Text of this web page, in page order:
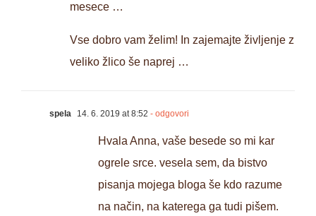
mesece …
Vse dobro vam želim! In zajemajte življenje z
veliko žlico še naprej …
spela 14. 6. 2019 at 8:52 - odgovori
Hvala Anna, vaše besede so mi kar
ogrele srce. vesela sem, da bistvo
pisanja mojega bloga še kdo razume
na način, na katerega ga tudi pišem.